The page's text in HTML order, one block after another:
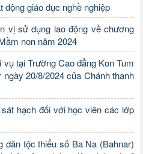
giáo dục nghề nghiệp
vị sử dụng lao động về chương
non năm 2024
tại Trường Cao đẳng Kon Tum
20/8/2024 của Chánh thanh
hạch đối với học viên các lớp
tộc thiểu số Ba Na (Bahnar)